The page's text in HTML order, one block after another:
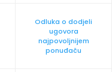
Odluka o dodjeli
ugovora
najpovoljnijem
ponuđaču